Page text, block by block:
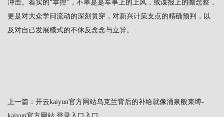
冲击。着实的“掌控”，不单是是军事上的上风，或谍报上的瞻念察，
更是对大众学问流动的深刻贯穿，对新兴计策支点的精确预判，以
及对自己发展模式的不休反念念与立异。
上一篇： 开云kaiyun官方网站乌克兰背后的补给就像涌泉般束缚-